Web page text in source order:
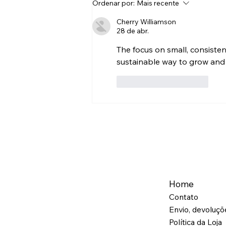
Controle
Ordenar por: Mais recente
Cherry Williamson
28 de abr.
The focus on small,
sustainable way to grow
Home
Contato
Envio,
Política da Loja